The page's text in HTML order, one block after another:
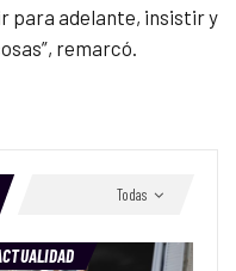
para adelante, insistir y
remarcó.
Todas